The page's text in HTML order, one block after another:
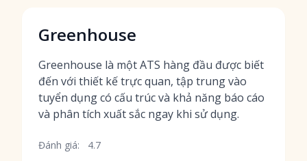
Greenhouse
Greenhouse là một ATS hàng đầu được biết
đến với thiết kế trực quan, tập trung vào
tuyển dụng có cấu trúc và khả năng báo cáo
và phân tích xuất sắc ngay khi sử dụng.
Đánh giá: 4.7